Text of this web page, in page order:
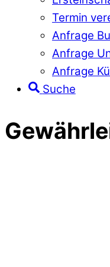
Termin
Anfrage
Anfrage
Anfrage
Suche